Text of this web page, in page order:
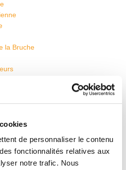
de personnaliser le contenu
fonctionnalités relatives aux
notre trafic. Nous
la Bruche